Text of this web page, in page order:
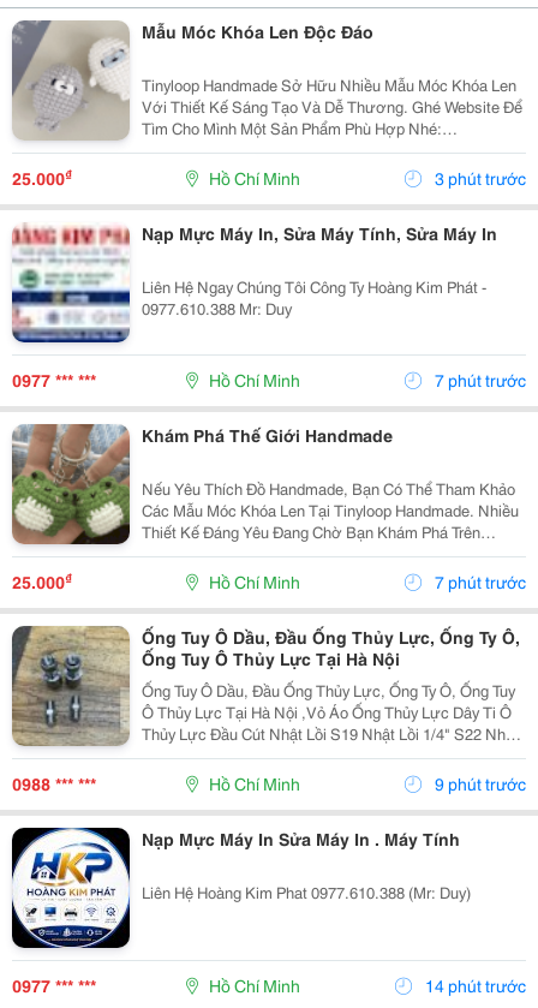
Mẫu Móc Khóa Len Độc Đáo
Tinyloop Handmade Sở Hữu Nhiều Mẫu Móc Khóa Len
Với Thiết Kế Sáng Tạo Và Dễ Thương. Ghé Website Để
Tìm Cho Mình Một Sản Phẩm Phù Hợp Nhé:
Https://Tinyloophandmade.com/
25.000₫ Hồ Chí Minh 3 phút trước
Nạp Mực Máy In, Sửa Máy Tính, Sửa Máy In
Liên Hệ Ngay Chúng Tôi Công Ty Hoàng Kim Phát -
0977.610.388 Mr: Duy
0977 *** *** Hồ Chí Minh 7 phút trước
Khám Phá Thế Giới Handmade
Nếu Yêu Thích Đồ Handmade, Bạn Có Thể Tham Khảo
Các Mẫu Móc Khóa Len Tại Tinyloop Handmade. Nhiều
Thiết Kế Đáng Yêu Đang Chờ Bạn Khám Phá Trên
Website T Inyloop Handmade
25.000₫ Hồ Chí Minh 7 phút trước
Ống Tuy Ô Dầu, Đầu Ống Thủy Lực, Ống Ty Ô,
Ống Tuy Ô Thủy Lực Tại Hà Nội
Ống Tuy Ô Dầu, Đầu Ống Thủy Lực, Ống Ty Ô, Ống Tuy
Ô Thủy Lực Tại Hà Nội ,Vỏ Áo Ống Thủy Lực Dây Ti Ô
Thủy Lực Đầu Cút Nhật Lồi S19 Nhật Lồi 1/4" S22 Nhật
Lồi 3/8" S27 Nhật Lồi 1/2" S36 Nhật Lồi 3/4" S41 Nhật...
0988 *** *** Hồ Chí Minh 9 phút trước
Nạp Mực Máy In Sửa Máy In . Máy Tính
Liên Hệ Hoàng Kim Phat 0977.610.388 (Mr: Duy)
0977 *** *** Hồ Chí Minh 14 phút trước